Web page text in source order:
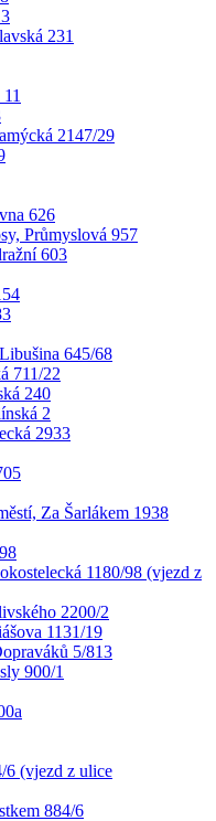
231
2147/29
626
Průmyslová 957
603
645/68
711/22
240
2
2933
Za Šarlákem 1938
1180/98 (vjezd z
2200/2
1131/19
5/813
900/1
6 (vjezd z ulice
884/6